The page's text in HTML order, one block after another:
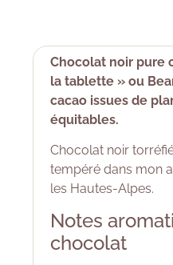
Chocolat noir pure
la tablette » ou
cacao issues de
équitables.
Chocolat noir
tempéré dans mon
les Hautes-Alpes.
Notes
chocolat